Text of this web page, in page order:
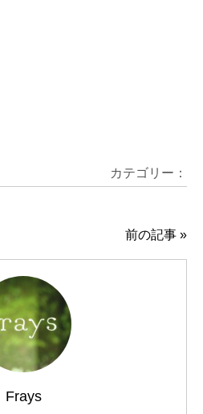
カテゴリー：
前の記事 »
Frays